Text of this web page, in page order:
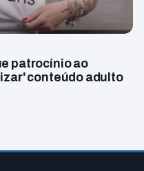
patrocínio ao
conteúdo adulto